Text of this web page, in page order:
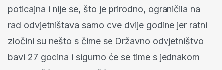
poticajna i nije se, što je prirodno, ograničila na
rad odvjetništava samo ove dvije godine jer ratni
zločini su nešto s čime se Državno odvjetništvo
bavi 27 godina i sigurno će se time s jednakom